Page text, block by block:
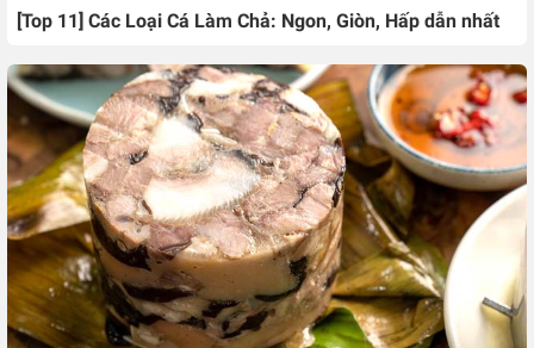
[Top 11] Các Loại Cá Làm Chả: Ngon, Giòn, Hấp dẫn nhất